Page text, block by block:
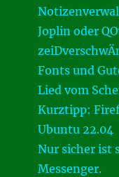
Joplin oder
Fonts und
Lied vom
Kurztipp:
Ubuntu 22.04
Nur sicher ist
Messenger.